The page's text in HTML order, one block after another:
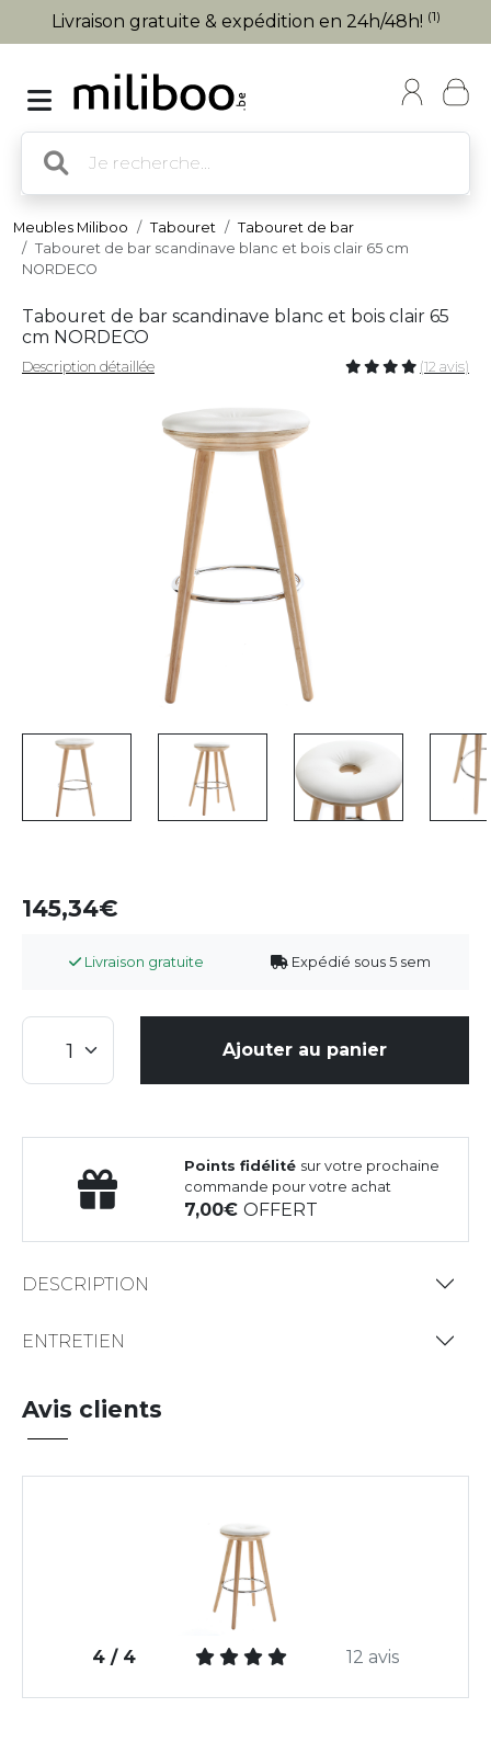
Livraison gratuite & expédition en 24h/48h! (1)
Meubles Miliboo Tabouret
Tabouret de bar
Tabouret de bar scandinave blanc et bois clair 65 cm
NORDECO
Tabouret de bar scandinave blanc et bois clair 65
cm NORDECO
Description détaillée (12 avis)
145,34
Livraison gratuite Expédié sous 5 sem
Ajouter au panier
Points fidélité sur votre prochaine
commande pour votre achat
7,00OFFERT
DESCRIPTION
ENTRETIEN
Avis clients
4 / 4 12 avis